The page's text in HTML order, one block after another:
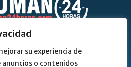
su experiencia de
o contenidos